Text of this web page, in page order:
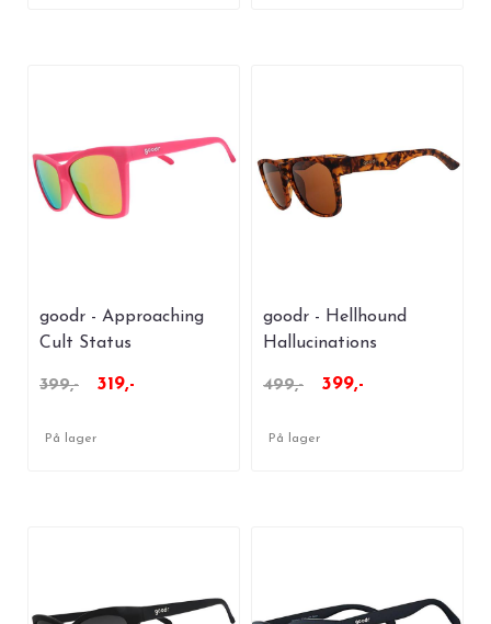
goodr - Approaching
Cult Status
399,- 319,-
På lager
goodr - Hellhound
Hallucinations
499,- 399,-
På lager